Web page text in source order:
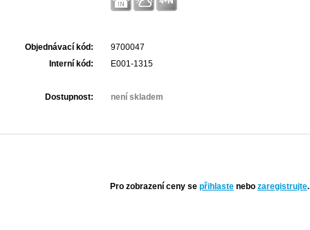
Objednávací kód:
9700047
Interní kód:
E001-1315
Dostupnost: není skladem
Pro zobrazení ceny se přihlaste nebo zaregistrujte.